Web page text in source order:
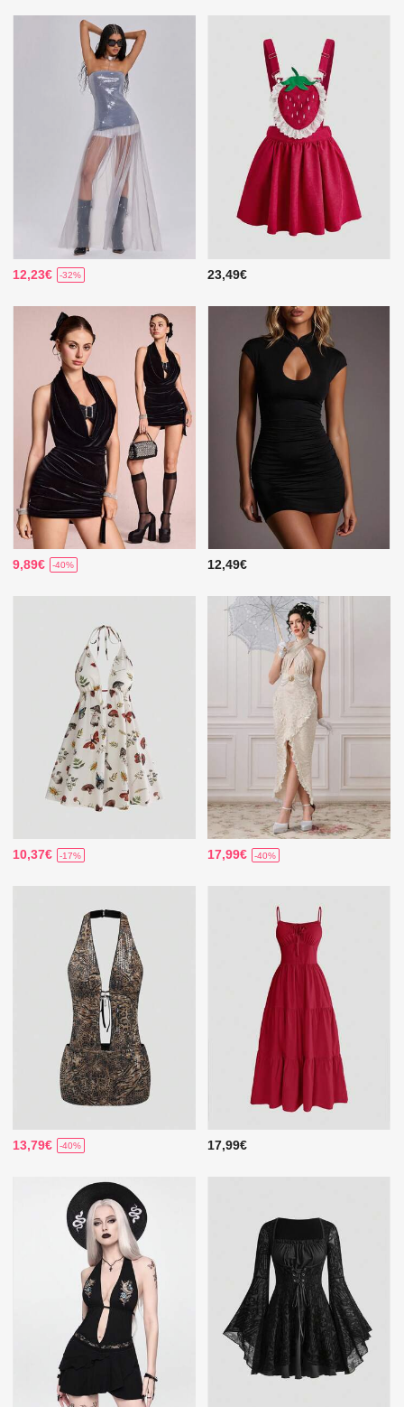
12,23€ -32% 23,49€
9,89€ -40% 12,49€
10,37€ -17% 17,99€ -40%
13,79€ -40% 17,99€